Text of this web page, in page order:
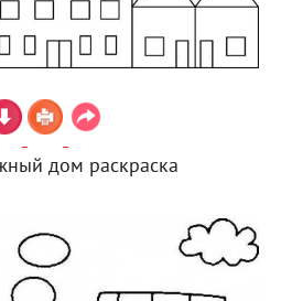
дом раскраска